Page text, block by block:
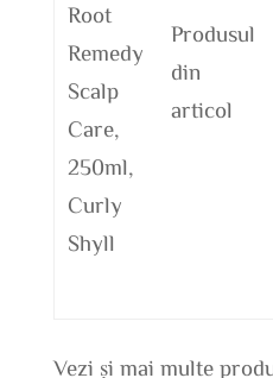
Root
Remedy
Scalp
Care,
250ml,
Curly
Shyll
Produsul
din
articol
Vezi și mai multe